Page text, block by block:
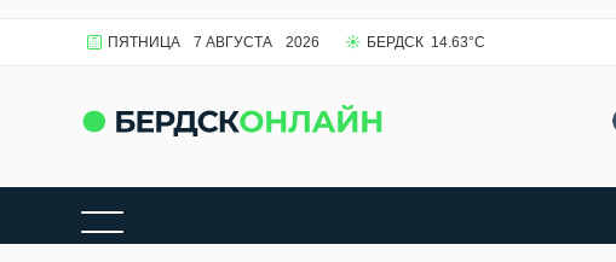
ПЯТНИЦА 7 АВГУСТА 2026 БЕРДСК 14.63°C